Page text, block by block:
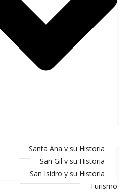
Santa Ana y su Historia
San Gil y su Historia
San Isidro y su Historia
Turismo